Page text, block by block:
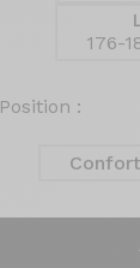
176-
Position :
Confort